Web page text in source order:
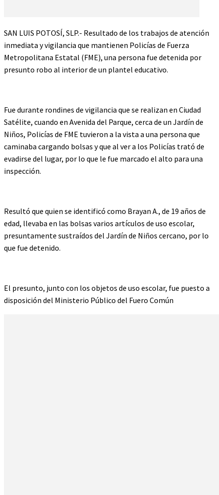
SAN LUIS POTOSÍ, SLP.- Resultado de los trabajos de atención
inmediata y vigilancia que mantienen Policías de Fuerza
Metropolitana Estatal (FME), una persona fue detenida por
presunto robo al interior de un plantel educativo.
Fue durante rondines de vigilancia que se realizan en Ciudad
Satélite, cuando en Avenida del Parque, cerca de un Jardín de
Niños, Policías de FME tuvieron a la vista a una persona que
caminaba cargando bolsas y que al ver a los Policías trató de
evadirse del lugar, por lo que le fue marcado el alto para una
inspección.
Resultó que quien se identificó como Brayan A., de 19 años de
edad, llevaba en las bolsas varios artículos de uso escolar,
presuntamente sustraídos del Jardín de Niños cercano, por lo
que fue detenido.
El presunto, junto con los objetos de uso escolar, fue puesto a
disposición del Ministerio Público del Fuero Común